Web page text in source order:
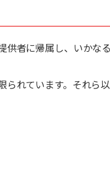
供者に帰属し、いかな
れています。それら